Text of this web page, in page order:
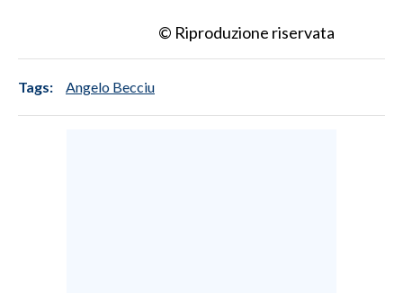
© Riproduzione riservata
Tags: Angelo Becciu